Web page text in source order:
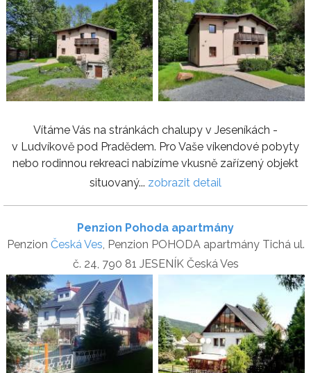
Vítáme Vás na stránkách chalupy v Jeseníkách -
v Ludvíkově pod Pradědem. Pro Vaše víkendové pobyty
nebo rodinnou rekreaci nabízíme vkusně zařízený objekt
situovaný... zobrazit detail
Penzion Pohoda apartmány
Penzion Česká Ves, Penzion POHODA apartmány Tichá ul.
č. 24, 790 81 JESENÍK Česká Ves